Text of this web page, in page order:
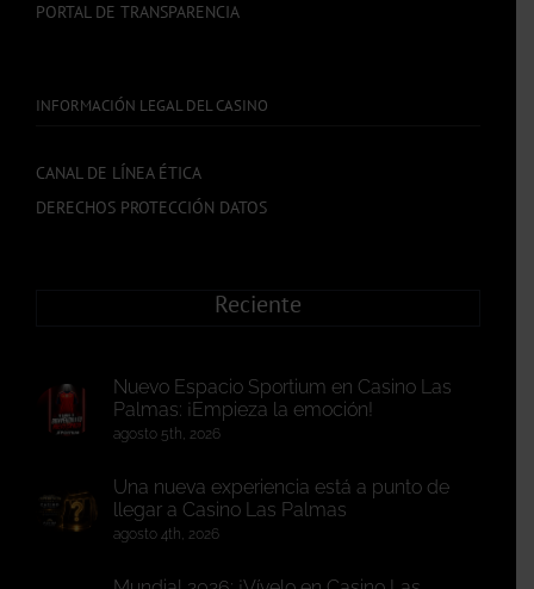
PORTAL DE TRANSPARENCIA
INFORMACIÓN LEGAL DEL CASINO
CANAL DE LÍNEA ÉTICA
DERECHOS PROTECCIÓN DATOS
Reciente
Nuevo Espacio Sportium en Casino Las
Palmas: ¡Empieza la emoción!
agosto 5th, 2026
Una nueva experiencia está a punto de
llegar a Casino Las Palmas
agosto 4th, 2026